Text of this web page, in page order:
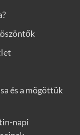
és a mögöttük
napi